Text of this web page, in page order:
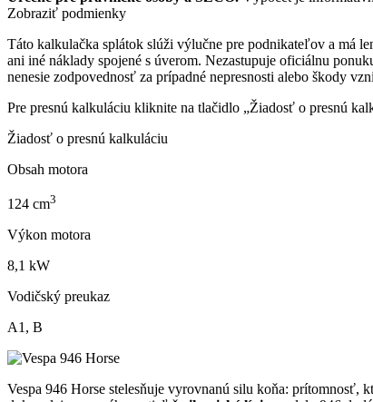
Zobraziť podmienky
Táto kalkulačka splátok slúži výlučne pre podnikateľov a má
ani iné náklady spojené s úverom. Nezastupuje oficiálnu
nenesie zodpovednosť za prípadné nepresnosti alebo škody
Pre presnú kalkuláciu kliknite na tlačidlo „Žiadosť o presnú
Žiadosť o presnú kalkuláciu
Obsah motora
124 cm3
Výkon motora
8,1 kW
Vodičský preukaz
A1, B
Vespa 946 Horse stelesňuje vyrovnanú silu koňa: prítomnosť,